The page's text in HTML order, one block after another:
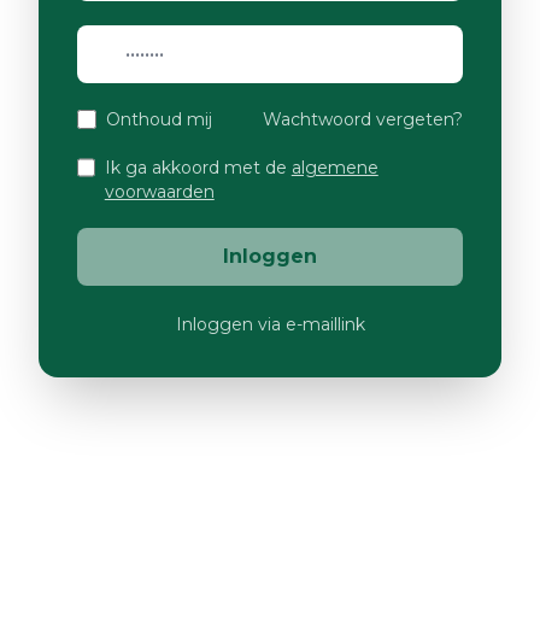
Onthoud mij Wachtwoord vergeten?
Ik ga akkoord met de algemene
voorwaarden
Inloggen
Inloggen via e-maillink